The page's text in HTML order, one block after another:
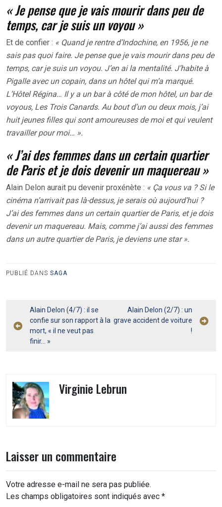
« Je pense que je vais mourir dans peu de
temps, car je suis un voyou »
Et de confier : « Quand je rentre d’Indochine, en 1956, je ne
sais pas quoi faire. Je pense que je vais mourir dans peu de
temps, car je suis un voyou. J’en ai la mentalité. J’habite à
Pigalle avec un copain, dans un hôtel qui m’a marqué.
L’Hôtel Régina… Il y a un bar à côté de mon hôtel, un bar de
voyous, Les Trois Canards. Au bout d’un ou deux mois, j’ai
huit jeunes filles qui sont amoureuses de moi et qui veulent
travailler pour moi… ».
« J’ai des femmes dans un certain quartier
de Paris et je dois devenir un maquereau »
Alain Delon aurait pu devenir proxénète : « Ça vous va ? Si le
cinéma n’arrivait pas là-dessus, je serais où aujourd’hui ?
J’ai des femmes dans un certain quartier de Paris, et je dois
devenir un maquereau. Mais, comme j’ai aussi des femmes
dans un autre quartier de Paris, je deviens une star ».
PUBLIÉ DANS SAGA
Navigation
de
l’article
Alain Delon (4/7) : il se
confie sur son rapport à la
mort, « il ne veut pas
finir… »
Alain Delon (2/7) : un
grave accident de voiture
!
Virginie Lebrun
Laisser un commentaire
Votre adresse e-mail ne sera pas publiée.
Les champs obligatoires sont indiqués avec *